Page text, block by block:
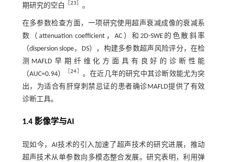
期研究的空白
［23］ 。
在多参数检查方面，一项研究使用超声衰减成像的衰减系
数（attenuation coefficient，AC）和2D-SWE的色散斜率
（dispersion slope，DS），构建多参数超声风险评分，在检
测MAFLD早期纤维化方面具有良好的诊断性能
（AUC=0.94）
［24］ 。在近几年的研究中其诊断效能尤为突
出，为适合有肝穿刺禁忌证的患者确诊MAFLD提供了有效
诊断工具。
1.4 影像学与AI
现如今，AI技术的引入加速了超声技术的研究进展，推动
超声技术从单参数向多模态整合发展。研究表明，利用弹